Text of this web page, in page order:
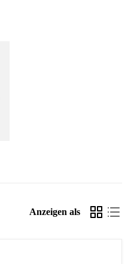
Anzeigen als